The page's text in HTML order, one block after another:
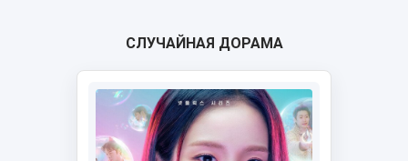
СЛУЧАЙНАЯ ДОРАМА